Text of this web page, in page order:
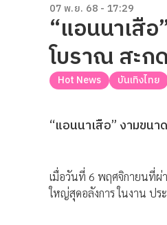
07 พ.ย. 68 - 17:29
“แอนนาเสื
โบราณ สะก
Hot News บันเทิงไทย
“แอนนาเสือ” งามขน
เมื่อวันที่ 6 พฤศจิกายนที่ผ่
ใหญ่สุดอลังการ ในงาน ปร